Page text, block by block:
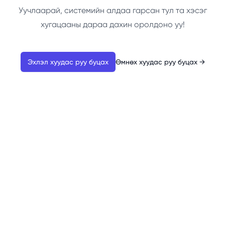
Уучлаарай, системийн алдаа гарсан тул та хэсэг
хугацааны дараа дахин оролдоно уу!
Эхлэл хуудас руу буцах Өмнөх хуудас руу буцах →